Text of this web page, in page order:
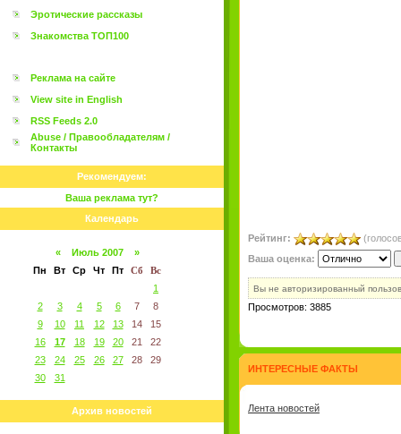
Эротические рассказы
Знакомства ТОП100
Реклама на сайте
View site in English
RSS Feeds 2.0
Abuse / Правообладателям /
Контакты
Рекомендуем:
Ваша реклама тут?
Календарь
« Июль 2007
»
Пн
Вт Ср Чт Пт Сб
Вс
1
2
3 4 5 6 7
8
9
10 11 12 13 14
15
16
17 18 19 20 21
22
23
24 25 26 27 28
29
30
31
Архив новостей
Рейтинг:
Ваша оценка:
Вы не авторизированный
Просмотров: 3885
ИНТЕРЕСНЫЕ ФАКТЫ
Лента новостей